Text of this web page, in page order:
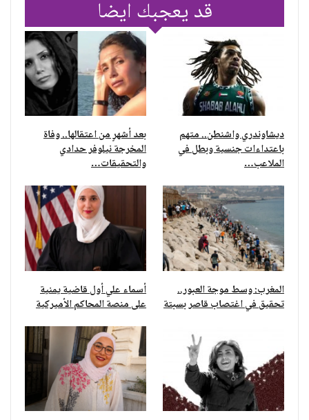
قد يعجبك ايضا
ديشاوندري واشنطن.. متهم
باعتداءات جنسية وبطل في
الملاعب…
بعد أشهرٍ من اعتقالها.. وفاة
المخرجة نيلوفر حدادي
والتحقيقات…
المغرب: وسط موجة العبور..
تحقيق في اغتصاب قاصر بسبتة
أسماء علي أول قاضية يمنية
على منصة المحاكم الأميركية